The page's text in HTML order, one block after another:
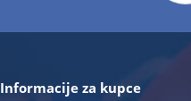
Informacije za kupce